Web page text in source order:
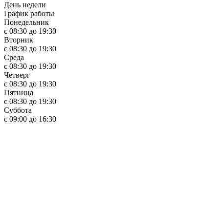
День недели
График работы
Понедельник
с 08:30 до 19:30
Вторник
с 08:30 до 19:30
Среда
с 08:30 до 19:30
Четверг
с 08:30 до 19:30
Пятница
с 08:30 до 19:30
Суббота
с 09:00 до 16:30